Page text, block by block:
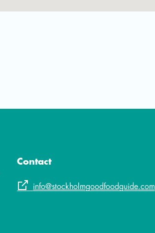
Contact
info@stockholmgoodfoodguide.com